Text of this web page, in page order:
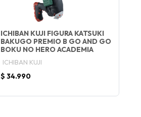
ICHIBAN KUJI FIGURA KATSUKI
BAKUGO PREMIO B GO AND GO
BOKU NO HERO ACADEMIA
ICHIBAN KUJI
$ 34.990